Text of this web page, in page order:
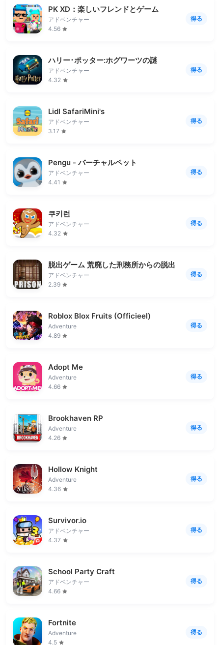
PK XD：楽しいフレンドとゲーム
アドベンチャー
4.56
得る
ハリー･ポッター:ホグワーツの謎
アドベンチャー
4.32
得る
Lidl SafariMini's
アドベンチャー
3.17
得る
Pengu - バーチャルペット
アドベンチャー
4.41
得る
쿠키런
アドベンチャー
4.32
得る
脱出ゲーム 荒廃した刑務所からの脱出
アドベンチャー
2.39
得る
Roblox Blox Fruits (Officieel)
Adventure
4.89
得る
Adopt Me
Adventure
4.66
得る
Brookhaven RP
Adventure
4.26
得る
Hollow Knight
Adventure
4.36
得る
Survivor.io
アドベンチャー
4.37
得る
School Party Craft
アドベンチャー
4.66
得る
Fortnite
Adventure
4.5
得る